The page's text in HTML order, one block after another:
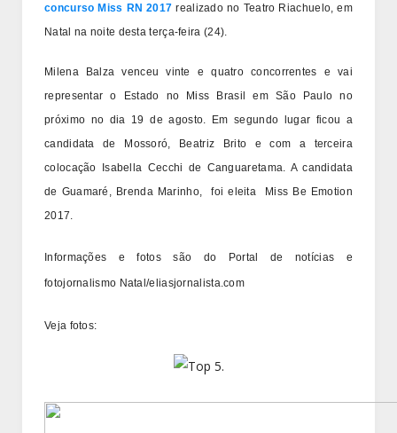
concurso Miss RN 2017 realizado no Teatro Riachuelo, em
Natal na noite desta terça-feira (24).
Milena Balza venceu vinte e quatro concorrentes e vai
representar o Estado no Miss Brasil em São Paulo no
próximo no dia 19 de agosto. Em segundo lugar ficou a
candidata de Mossoró, Beatriz Brito e com a terceira
colocação Isabella Cecchi de Canguaretama. A candidata
de Guamaré, Brenda Marinho, foi eleita Miss Be Emotion
2017.
Informações e fotos são do Portal de notícias e
fotojornalismo Natal/eliasjornalista.com
Veja fotos: